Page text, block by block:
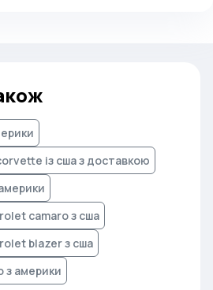
із сша з доставкою
camaro з сша
blazer з сша
америки